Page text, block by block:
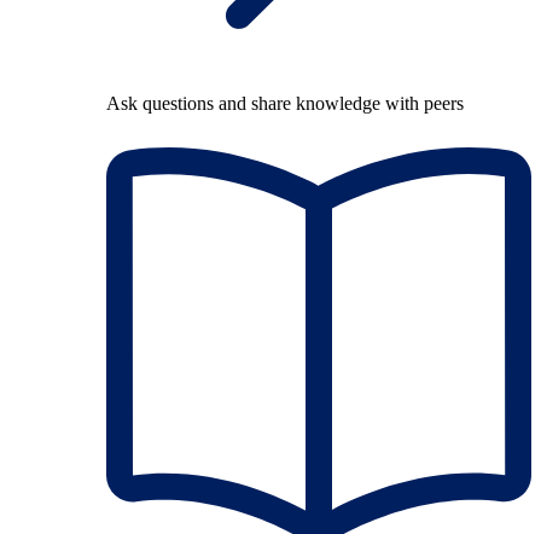
Ask questions and share knowledge with peers